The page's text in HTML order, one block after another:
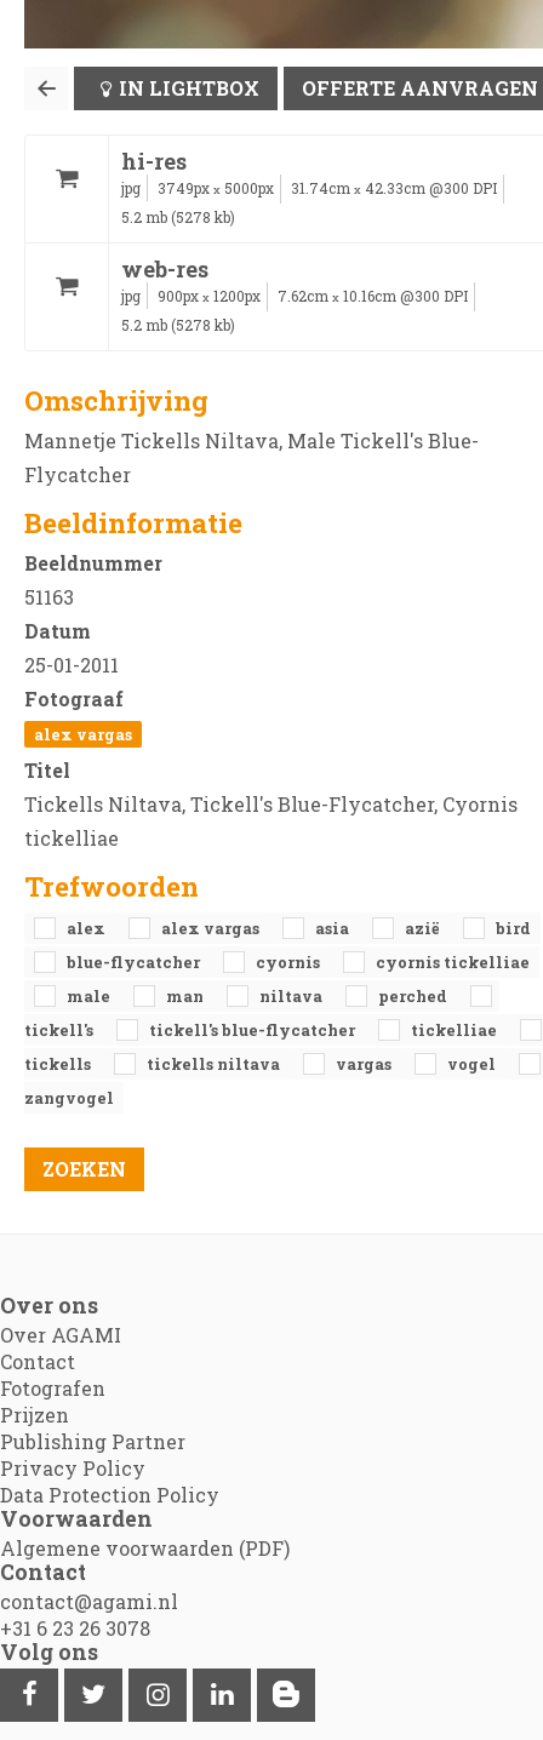
IN LIGHTBOX OFFERTE AANVRAGEN
hi-res
jpg 3749px x 5000px 31.74cm x 42.33cm @300 DPI
5.2 mb (5278 kb)
web-res
jpg 900px x 1200px 7.62cm x 10.16cm @300 DPI
5.2 mb (5278 kb)
Omschrijving
Mannetje Tickells Niltava, Male Tickell's Blue-
Flycatcher
Beeldinformatie
Beeldnummer
51163
Datum
25-01-2011
Fotograaf
alex vargas
Titel
Tickells Niltava, Tickell's Blue-Flycatcher, Cyornis
tickelliae
Trefwoorden
alex alex vargas asia azië
bird
blue-flycatcher
cyornis
cyornis tickelliae
male
man niltava
perched
tickell's
tickell's blue-flycatcher
tickelliae
tickells
tickells niltava vargas
vogel
zangvogel
Over ons
Over AGAMI
Contact
Fotografen
Prijzen
Publishing Partner
Privacy Policy
Data Protection Policy
Voorwaarden
Algemene voorwaarden (PDF)
Contact
contact@agami.nl
+31 6 23 26 3078
Volg ons